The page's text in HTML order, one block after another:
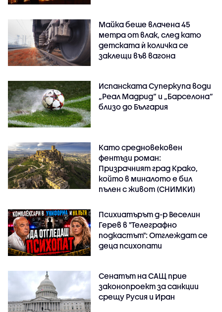
Майка беше влачена 45
метра от влак, след като
детската ѝ количка се
заклещи във вагона
Испанската Суперкупа води
„Реал Мадрид“ и „Барселона“
близо до България
Като средновековен
фентъзи роман:
Призрачният град Крако,
който в миналото е бил
пълен с живот (СНИМКИ)
Психиатърът д-р Веселин
Герев в "Телеграфно
подкастът": Отглеждат се
деца психопати
Сенатът на САЩ прие
законопроект за санкции
срещу Русия и Иран